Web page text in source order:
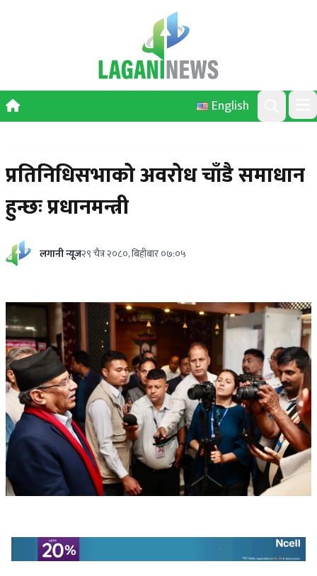
English
Search
प्रतिनिधिसभाको अवरोध चाँडै समाधान
हुन्छः प्रधानमन्त्री
लगानी न्यूज२९ चैत्र २०८०, बिहीबार ०७:०५